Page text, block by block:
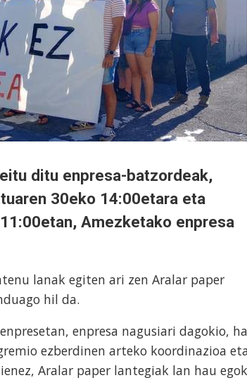
ditu enpresa-batzordeak,
30eko 14:00etara eta
Amezketako enpresa
lanak egiten ari zen Aralar paper
hil da.
enpresa nagusiari dagokio,
ezberdinen arteko koordinazioa
Aralar paper lantegiak lan hau